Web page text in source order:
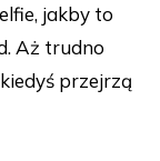
jakby to
Aż trudno
przejrzą